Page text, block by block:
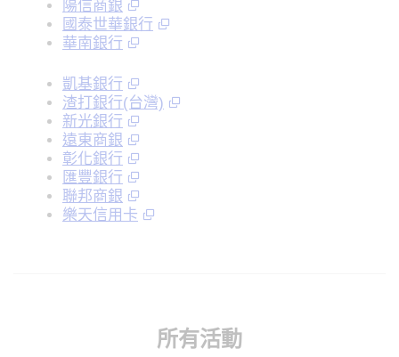
陽信商銀
國泰世華銀行
華南銀行
凱基銀行
渣打銀行(台灣)
新光銀行
遠東商銀
彰化銀行
匯豐銀行
聯邦商銀
樂天信用卡
所有活動